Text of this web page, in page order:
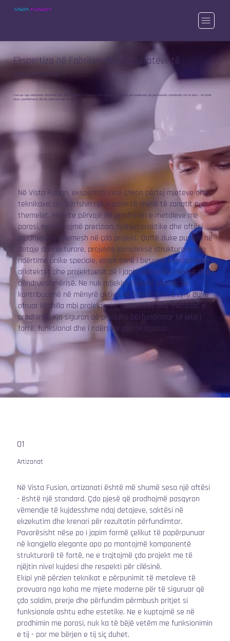
Ekspertiza në Fabrikim Pas Rezultateve të
Besueshme
I besuar nga ndërtuesit, arkitektët dhe profesionistët e industrisë për zgjidhje metalike të personalizuara që përmbushin standardet më të larta - në kohë,
sipas specifikimeve dhe të ndërtuara për të zgjatur.
Në Vista Fusion, ekspertiza jonë shkon përtej mjeteve dhe
teknikave; ajo përfshin një kuptim të thellë të zanatit nga
themelet. Me vite përvojë në prodhimin e metaleve me
porosi, ne aplikojmë precizion, njohuri praktike dhe aftësi
zgjidhjeje problemesh në çdo projekt. Qoftë duke punuar në
detaje arkitekturore, projekte komplekse strukturore apo
ndërtime unike speciale, ekipit tonë i besojnë kontraktorët,
arkitektët dhe projektuesit që i japin përparësi cilësisë dhe
qëndrueshmërisë. Ne nuk ndjekim thjesht planet; ne
kontribuojmë në mënyrë aktive në formësimin e tyre duke
ofruar këshilla mbi projektimin, materialet dhe metodat e
prodhimit. Kjo siguron që produkti përfundimtar të jetë i
fortë, funksional dhe i ndërtuar për të zgjatur.
01
Artizanat
Në Vista Fusion, artizanati është më shumë sesa një aftësi
- është një standard. Çdo pjesë që prodhojmë pasqyron
vëmendje të kujdesshme ndaj detajeve, saktësi në
ekzekutim dhe krenari për rezultatin përfundimtar.
Pavarësisht nëse po i japim formë çelikut të papërpunuar
në kangjella elegante apo po montojmë komponentë
strukturorë të fortë, ne e trajtojmë çdo projekt me të
njëjtin nivel kujdesi dhe respekti për cilësinë.
Ekipi ynë përzien teknikat e përpunimit të metaleve të
provuara nga koha me mjete moderne për të siguruar që
çdo saldim, prerje dhe përfundim përmbush pritjet si
funksionale ashtu edhe estetike. Ne e kuptojmë se në
prodhimin me porosi, nuk ka të bëjë vetëm me funksionimin
e tij - por me bërjen e tij siç duhet.